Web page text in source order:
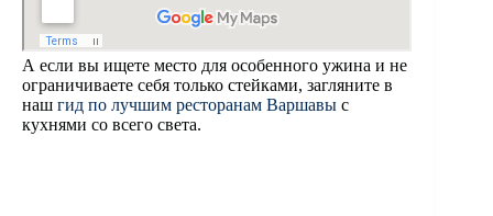
А если вы ищете место для особенного ужина и не
ограничиваете себя только стейками, загляните в
наш гид по лучшим ресторанам Варшавы с
кухнями со всего света.